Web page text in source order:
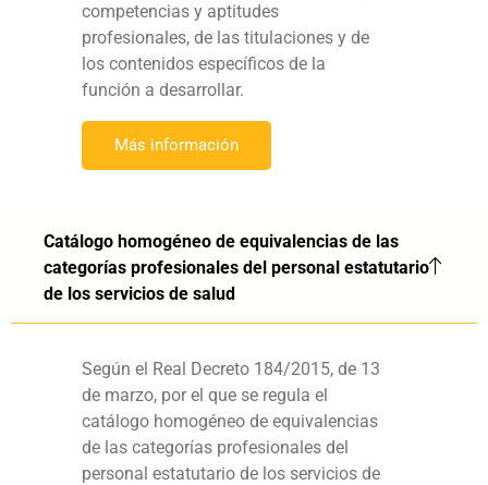
competencias y aptitudes
profesionales, de las titulaciones y de
los contenidos específicos de la
función a desarrollar.
Más información
Catálogo homogéneo de equivalencias de las
categorías profesionales del personal estatutario
de los servicios de salud
Según el Real Decreto 184/2015, de 13
de marzo, por el que se regula el
catálogo homogéneo de equivalencias
de las categorías profesionales del
personal estatutario de los servicios de